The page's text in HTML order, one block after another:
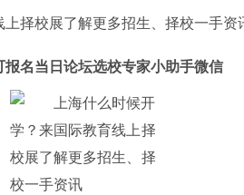
报名当日论坛选校专家小助手微信